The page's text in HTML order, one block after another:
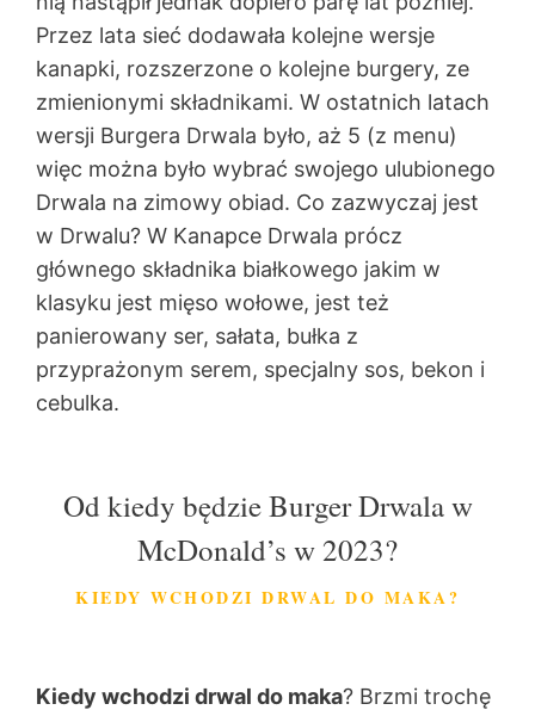
Przez lata sieć dodawała kolejne wersje
kanapki, rozszerzone o kolejne burgery, ze
zmienionymi składnikami. W ostatnich latach
wersji Burgera Drwala było, aż 5 (z menu)
więc można było wybrać swojego ulubionego
Drwala na zimowy obiad. Co zazwyczaj jest
w Drwalu? W Kanapce Drwala prócz
głównego składnika białkowego jakim w
klasyku jest mięso wołowe, jest też
panierowany ser, sałata, bułka z
przyprażonym serem, specjalny sos, bekon i
cebulka.
Od kiedy będzie Burger Drwala w
McDonald’s w 2023?
KIEDY WCHODZI DRWAL DO MAKA?
Kiedy wchodzi drwal do maka? Brzmi trochę